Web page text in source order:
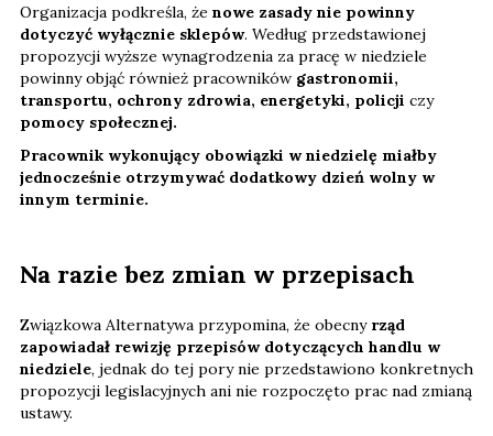
Organizacja podkreśla, że nowe zasady nie powinny
dotyczyć wyłącznie sklepów. Według przedstawionej
propozycji wyższe wynagrodzenia za pracę w niedziele
powinny objąć również pracowników gastronomii,
transportu, ochrony zdrowia, energetyki, policji czy
pomocy społecznej.
Pracownik wykonujący obowiązki w niedzielę miałby
jednocześnie otrzymywać dodatkowy dzień wolny w
innym terminie.
Na razie bez zmian w przepisach
Związkowa Alternatywa przypomina, że obecny rząd
zapowiadał rewizję przepisów dotyczących handlu w
niedziele, jednak do tej pory nie przedstawiono konkretnych
propozycji legislacyjnych ani nie rozpoczęto prac nad zmianą
ustawy.